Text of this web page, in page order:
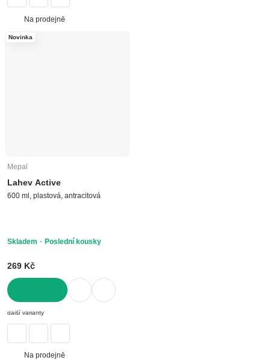
Na prodejně
Novinka
Mepal
Lahev Active
600 ml, plastová, antracitová
Skladem Poslední kousky
269 Kč
DO KOŠÍKU
další varianty
Na prodejně